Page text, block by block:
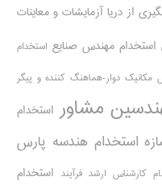
از دریا آزمایشات و معاینات
استخدام مهندس صنایع استخدام
مکانیک دوار-هماهنگ کننده و پیگر
مشاور استخدام
استخدام هندسه پارس
کارشناس ارشد فرآیند استخدام